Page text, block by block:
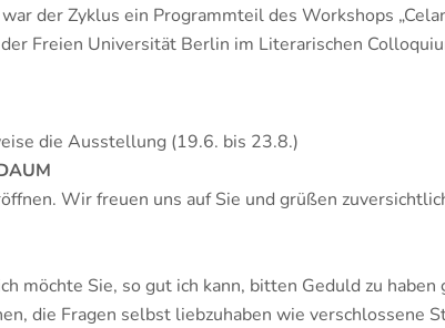
der Zyklus ein Programmteil des Workshops
Freien Universität Berlin im Literarischen
die Ausstellung (19.6. bis 23.8.)
Wir freuen uns auf Sie und grüßen
möchte Sie, so gut ich kann, bitten Geduld zu haben
die Fragen selbst liebzuhaben wie verschlossene